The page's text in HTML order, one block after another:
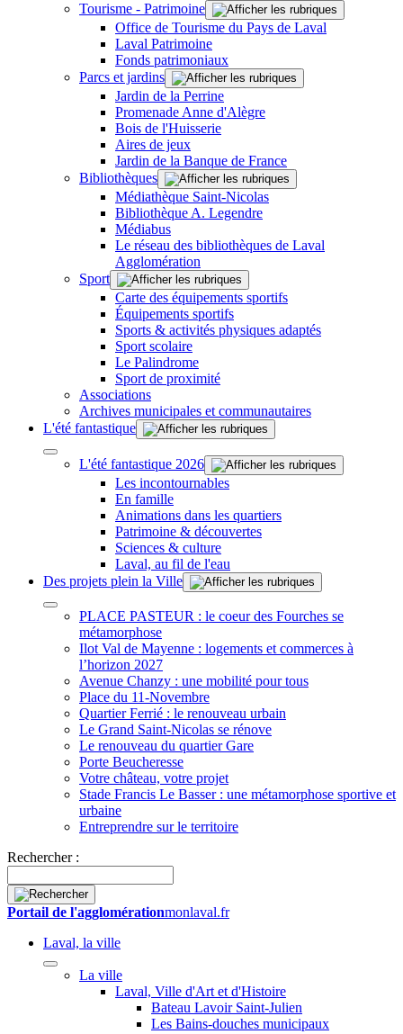
Tourisme - Patrimoine
Office de Tourisme du Pays de Laval
Laval Patrimoine
Fonds patrimoniaux
Parcs et jardins
Jardin de la Perrine
Promenade Anne d'Alègre
Bois de l'Huisserie
Aires de jeux
Jardin de la Banque de France
Bibliothèques
Médiathèque Saint-Nicolas
Bibliothèque A. Legendre
Médiabus
Le réseau des bibliothèques de Laval
Agglomération
Sport
Carte des équipements sportifs
Équipements sportifs
Sports & activités physiques adaptés
Sport scolaire
Le Palindrome
Sport de proximité
Associations
Archives municipales et communautaires
L'été fantastique
L'été fantastique 2026
Les incontournables
En famille
Animations dans les quartiers
Patrimoine & découvertes
Sciences & culture
Laval, au fil de l'eau
Des projets plein la Ville
PLACE PASTEUR : le coeur des Fourches se
métamorphose
Ilot Val de Mayenne : logements et commerces à
l’horizon 2027
Avenue Chanzy : une mobilité pour tous
Place du 11-Novembre
Quartier Ferrié : le renouveau urbain
Le Grand Saint-Nicolas se rénove
Le renouveau du quartier Gare
Porte Beucheresse
Votre château, votre projet
Stade Francis Le Basser : une métamorphose sportive et
urbaine
Entreprendre sur le territoire
Rechercher :
Portail de l'agglomérationmonlaval.fr
Laval, la ville
La ville
Laval, Ville d'Art et d'Histoire
Bateau Lavoir Saint-Julien
Les Bains-douches municipaux